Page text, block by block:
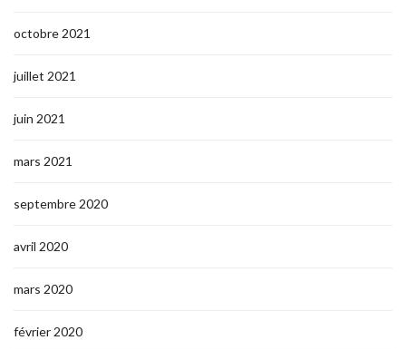
octobre 2021
juillet 2021
juin 2021
mars 2021
septembre 2020
avril 2020
mars 2020
février 2020